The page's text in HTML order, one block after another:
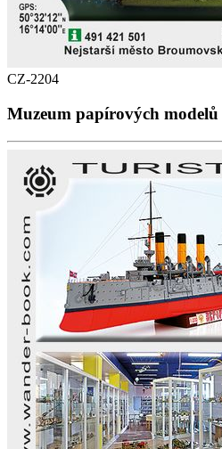
CZ-2204
Muzeum papírových